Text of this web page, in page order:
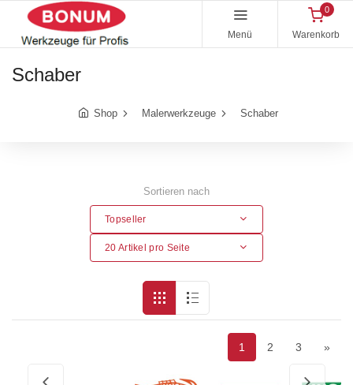
Menü
0
Warenkorb
Schaber
Shop Malerwerkzeuge Schaber
Sortieren nach
Topseller
20 Artikel pro Seite
1 2 3 »